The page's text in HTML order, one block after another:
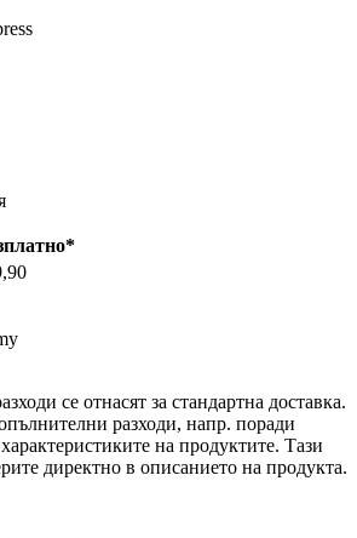
се отнасят за стандартна доставка.
разходи, напр. поради
на продуктите. Тази
директно в описанието на продукта.